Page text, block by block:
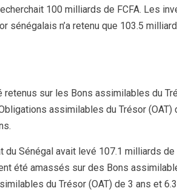
100 milliards de FCFA. Les
sénégalais n’a retenu que 103.5
retenus sur les Bons assimilables du
assimilables du Trésor (OAT)
du Sénégal avait levé 107.1 milliards de
été amassés sur des Bons
du Trésor (OAT) de 3 ans et